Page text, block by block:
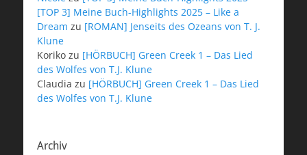
[TOP 3] Meine Buch-Highlights 2025 – Like a
Dream zu [ROMAN] Jenseits des Ozeans von T. J.
Klune
Koriko zu [HÖRBUCH] Green Creek 1 – Das Lied
des Wolfes von T.J. Klune
Claudia zu [HÖRBUCH] Green Creek 1 – Das Lied
des Wolfes von T.J. Klune
Archiv